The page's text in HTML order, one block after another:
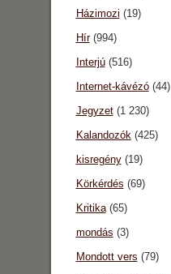
Házimozi (19)
Hír(994)
Interjú(516)
Internet-kávézó(44)
Jegyzet(1 230)
Kalandozók(425)
kisregény(19)
Körkérdés (69)
Kritika(65)
mondás (3)
Mondott vers (79)